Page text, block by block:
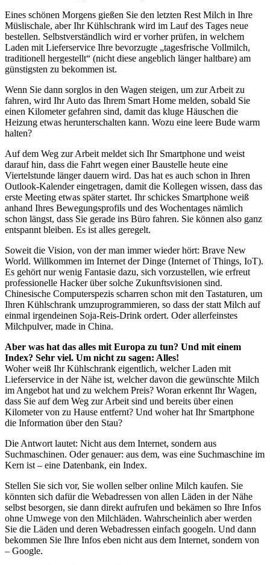
Eines schönen Morgens gießen Sie den letzten Rest Milch in Ihre
Müslischale, aber Ihr Kühlschrank wird im Lauf des Tages neue
bestellen. Selbstverständlich wird er vorher prüfen, in welchem
Laden mit Lieferservice Ihre bevorzugte „tagesfrische Vollmilch,
traditionell hergestellt“ (nicht diese angeblich länger haltbare) am
günstigsten zu bekommen ist.
Wenn Sie dann sorglos in den Wagen steigen, um zur Arbeit zu
fahren, wird Ihr Auto das Ihrem Smart Home melden, sobald Sie
einen Kilometer gefahren sind, damit das kluge Häuschen die
Heizung etwas herunterschalten kann. Wozu eine leere Bude warm
halten?
Auf dem Weg zur Arbeit meldet sich Ihr Smartphone und weist
darauf hin, dass die Fahrt wegen einer Baustelle heute eine
Viertelstunde länger dauern wird. Das hat es auch schon in Ihren
Outlook-Kalender eingetragen, damit die Kollegen wissen, dass das
erste Meeting etwas später startet. Ihr schickes Smartphone weiß
anhand Ihres Bewegungsprofils und des Wochentages nämlich
schon längst, dass Sie gerade ins Büro fahren. Sie können also ganz
entspannt bleiben. Es ist alles geregelt.
Soweit die Vision, von der man immer wieder hört: Brave New
World. Willkommen im Internet der Dinge (Internet of Things, IoT).
Es gehört nur wenig Fantasie dazu, sich vorzustellen, wie erfreut
professionelle Hacker über solche Zukunftsvisionen sind.
Chinesische Computerspezis scharren schon mit den Tastaturen, um
Ihren Kühlschrank umzuprogrammieren, so dass der statt Milch auf
einmal irgendeinen Soja-Reis-Drink ordert. Oder allerfeinstes
Milchpulver, made in China.
Aber was hat das alles mit Europa zu tun? Und mit einem
Index? Sehr viel. Um nicht zu sagen: Alles!
Woher weiß Ihr Kühlschrank eigentlich, welcher Laden mit
Lieferservice in der Nähe ist, welcher davon die gewünschte Milch
im Angebot hat und zu welchem Preis? Woran erkennt Ihr Wagen,
dass Sie auf dem Weg zur Arbeit sind und bereits über einen
Kilometer von zu Hause entfernt? Und woher hat Ihr Smartphone
die Information über den Stau?
Die Antwort lautet: Nicht aus dem Internet, sondern aus
Suchmaschinen. Oder genauer: aus dem, was eine Suchmaschine im
Kern ist – eine Datenbank, ein Index.
Stellen Sie sich vor, Sie wollen selber online Milch kaufen. Sie
könnten sich dafür die Webadressen von allen Läden in der Nähe
selbst besorgen, sie dann direkt aufrufen und bekämen so Ihre Infos
ohne Umwege von den Milchläden. Wahrscheinlich aber werden
Sie die Läden und deren Webadressen einfach googeln. Und dann
bekommen Sie Ihre Infos eben nicht aus dem Internet, sondern von
– Google.